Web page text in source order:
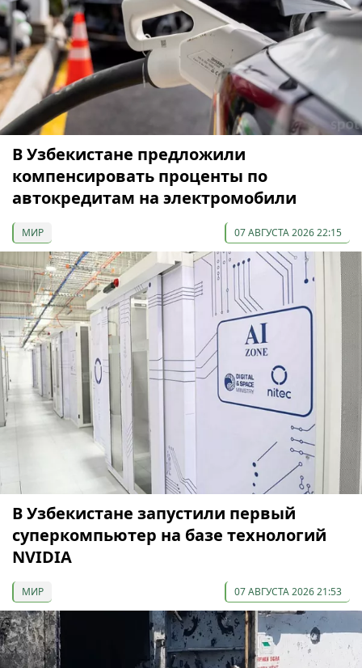
В Узбекистане предложили
компенсировать проценты по
автокредитам на электромобили
МИР 07 АВГУСТА 2026 22:15
В Узбекистане запустили первый
суперкомпьютер на базе технологий
NVIDIA
МИР 07 АВГУСТА 2026 21:53